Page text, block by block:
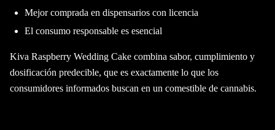
Mejor comprada en dispensarios con licencia
El consumo responsable es esencial
Kiva Raspberry Wedding Cake combina sabor, cumplimiento y
dosificación predecible, que es exactamente lo que los
consumidores informados buscan en un comestible de cannabis.